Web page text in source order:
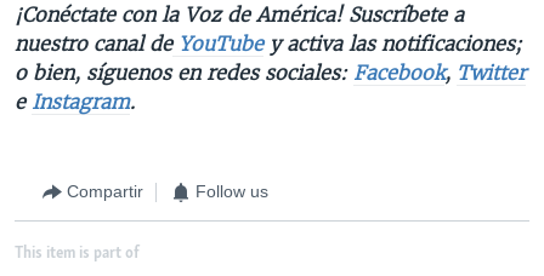
¡Conéctate con la Voz de América! Suscríbete a
nuestro canal deYouTubey activa las notificaciones;
o bien, síguenos en redes sociales: Facebook, Twitter
e Instagram.
Compartir Follow us
This item is part of